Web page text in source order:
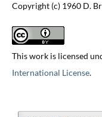
Copyright (c) 1960 D.
This work is licensed
International License.